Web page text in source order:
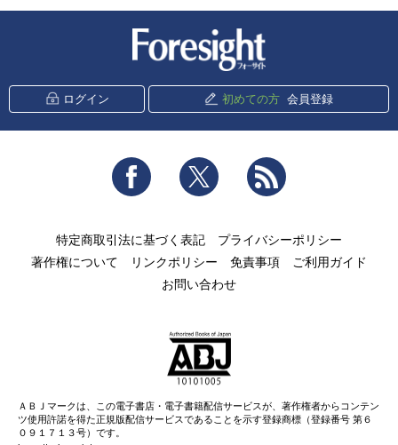
ログイン 初めての方 会員登録
Facebook Twitter
特定商取引法に基づく表記
プライバシーポリシー
著作権について
リンクポリシー 免責事項
ご利用ガイド
お問い合わせ
ＡＢＪマークは、この電子書店・電子書籍配信サービスが、著作権者からコンテン
ツ使用許諾を得た正規版配信サービスであることを示す登録商標（登録番号 第６
０９１７１３号）です。